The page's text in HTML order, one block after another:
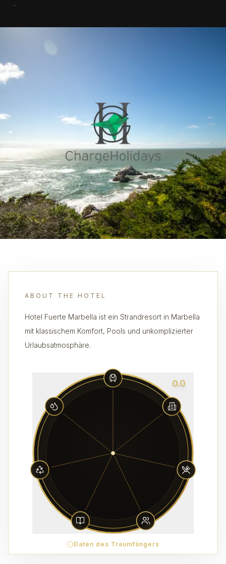
ABOUT THE HOTEL
Hotel Fuerte Marbella ist ein Strandresort in Marbella
mit klassischem Komfort, Pools und unkomplizierter
Urlaubsatmosphäre.
0.0
Daten des Traumfängers